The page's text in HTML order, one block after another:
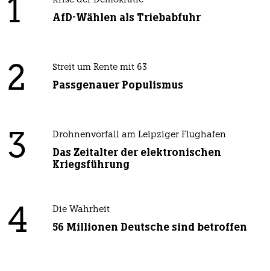
1 AfD-Wählen als Triebabfuhr
2 Streit um Rente mit 63
Passgenauer Populismus
3 Drohnenvorfall am Leipziger Flughafen
Das Zeitalter der elektronischen
Kriegsführung
4 Die Wahrheit
56 Millionen Deutsche sind betroffen